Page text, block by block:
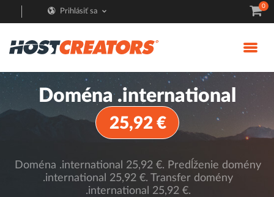
Prihlásiť sa
0
Doména .international
25,92 €
Doména .international 25,92 €. Predĺženie domény
.international 25,92 €. Transfer domény
.international 25,92 €.